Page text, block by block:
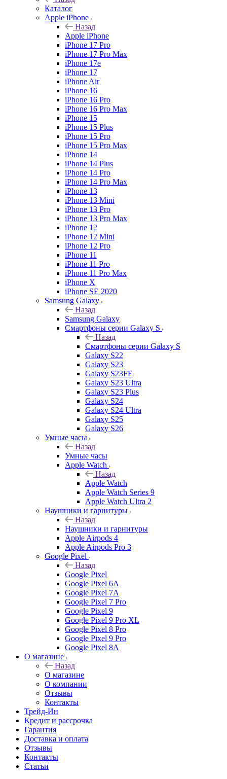
Каталог
Apple iPhone
Назад
Apple iPhone
iPhone 17 Pro
iPhone 17 Pro Max
iPhone 17e
iPhone 17
iPhone Air
iPhone 16
iPhone 16 Pro
iPhone 16 Pro Max
iPhone 15
iPhone 15 Plus
iPhone 15 Pro
iPhone 15 Pro Max
iPhone 14
iPhone 14 Plus
iPhone 14 Pro
iPhone 14 Pro Max
iPhone 13
iPhone 13 Mini
iPhone 13 Pro
iPhone 13 Pro Max
iPhone 12
iPhone 12 Mini
iPhone 12 Pro
iPhone 11
iPhone 11 Pro
iPhone 11 Pro Max
iPhone X
iPhone SE 2020
Samsung Galaxy
Назад
Samsung Galaxy
Смартфоны серии Galaxy S
Назад
Смартфоны серии Galaxy S
Galaxy S22
Galaxy S23
Galaxy S23FE
Galaxy S23 Ultra
Galaxy S23 Plus
Galaxy S24
Galaxy S24 Ultra
Galaxy S25
Galaxy S26
Умные часы
Назад
Умные часы
Apple Watch
Назад
Apple Watch
Apple Watch Series 9
Apple Watch Ultra 2
Наушники и гарнитуры
Назад
Наушники и гарнитуры
Apple Airpods 4
Apple Airpods Pro 3
Google Pixel
Назад
Google Pixel
Google Pixel 6A
Google Pixel 7А
Google Pixel 7 Pro
Google Pixel 9
Google Pixel 9 Pro XL
Google Pixel 8 Pro
Google Pixel 9 Pro
Google Pixel 8A
О магазине
Назад
О магазине
О компании
Отзывы
Контакты
Трейд-Ин
Кредит и рассрочка
Гарантия
Доставка и оплата
Отзывы
Контакты
Статьи